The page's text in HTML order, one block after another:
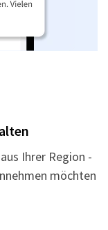
Ihrer Region -
möchten